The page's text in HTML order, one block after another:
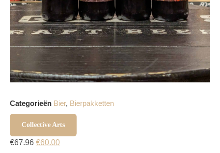
Categorieën Bier, Bierpakketten
Collective Arts
€67.96 €60.00